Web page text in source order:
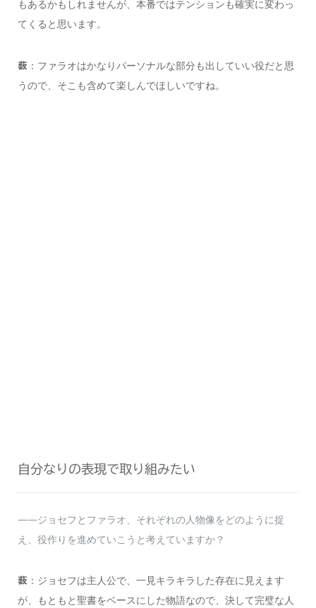
もあるかもしれませんが、本番ではテンションも確実に変わっ
てくると思います。
薮：ファラオはかなりパーソナルな部分も出していい役だと思
うので、そこも含めて楽しんでほしいですね。
自分なりの表現で取り組みたい
――ジョセフとファラオ、それぞれの人物像をどのように捉
え、役作りを進めていこうと考えていますか？
薮：ジョセフは主人公で、一見キラキラした存在に見えます
が、もともと聖書をベースにした物語なので、決して完璧な人